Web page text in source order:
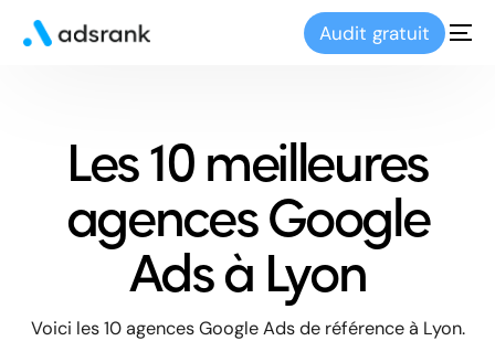
Audit gratuit
Les 10 meilleures
agences Google
Ads à Lyon
Voici les 10 agences Google Ads de référence à Lyon.